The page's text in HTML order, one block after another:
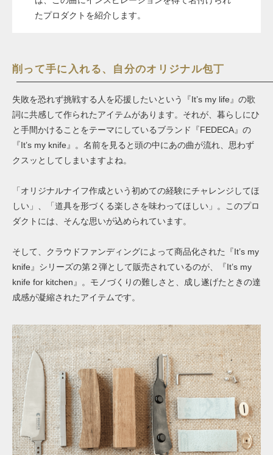
たプロダクトを紹介します。
削って手に入れる、自分のオリジナル包丁
失敗を恐れず挑戦する人を応援したいという『It’s my life』の歌
詞に共感して作られたアイテムがあります。それが、暮らしにひ
と手間かけることをテーマにしているブランド『FEDECA』の
『It’s my knife』。名前を見ると頭の中にあの曲が流れ、思わず
クスッとしてしまいますよね。
「オリジナルナイフ作成という初めての経験にチャレンジしてほ
しい」、「道具を形づくる楽しさを味わってほしい」。このプロ
ダクトには、そんな思いが込められています。
そして、クラウドファンディングによって商品化された『It’s my
knife』シリーズの第２弾として販売されているのが、『It’s my
knife for kitchen』。モノづくりの難しさと、成し遂げたときの達
成感が凝縮されたアイテムです。